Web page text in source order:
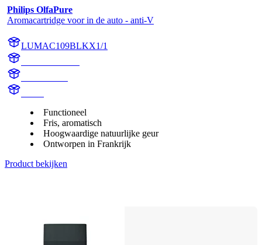
Philips OlfaPure
Aromacartridge voor in de auto - anti-V
LUMAC109BLKX1/1
Functioneel
Fris, aromatisch
Hoogwaardige natuurlijke geur
Ontworpen in Frankrijk
Product bekijken